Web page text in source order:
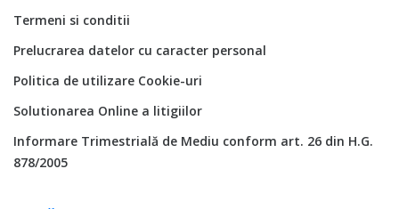
Termeni si conditii
Prelucrarea datelor cu caracter personal
Politica de utilizare Cookie-uri
Solutionarea Online a litigiilor
Informare Trimestrială de Mediu conform art. 26 din H.G.
878/2005